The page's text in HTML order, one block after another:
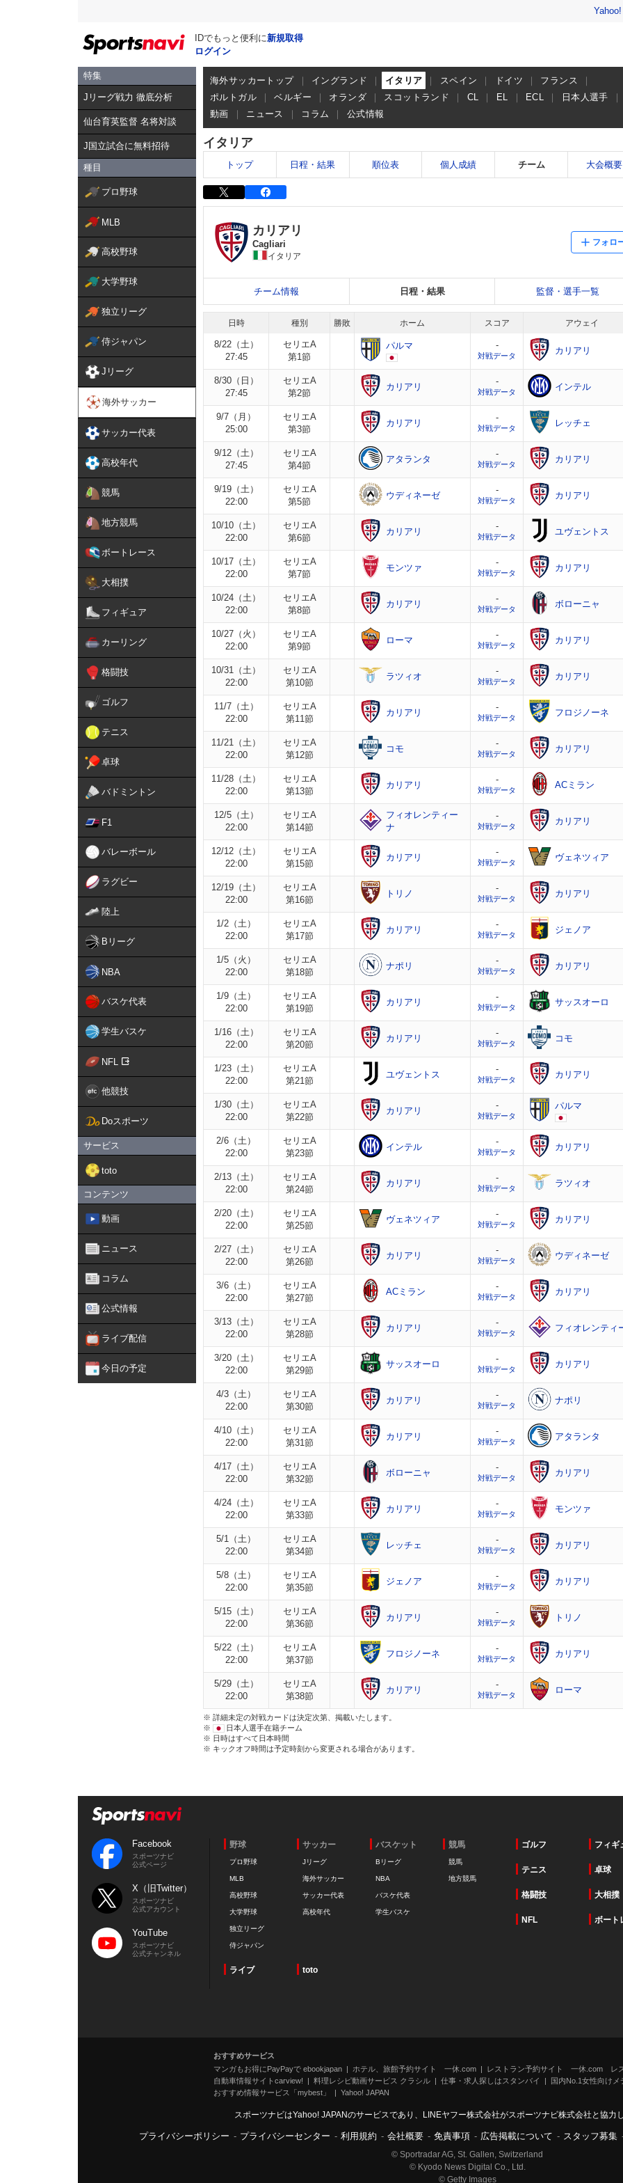
IDでもっと便利に新規取得
ログイン
特集
Jリーグ戦力 徹底分析
仙台育英監督 名将対談
J国立試合に無料招待
種目
プロ野球
MLB
高校野球
大学野球
独立リーグ
侍ジャパン
Jリーグ
海外サッカー
サッカー代表
高校年代
競馬
地方競馬
ボートレース
大相撲
フィギュア
カーリング
格闘技
ゴルフ
テニス
卓球
バドミントン
F1
バレーボール
ラグビー
陸上
Bリーグ
NBA
バスケ代表
学生バスケ
NFL
他競技
Doスポーツ
サービス
toto
コンテンツ
動画
ニュース
コラム
公式情報
ライブ配信
今日の予定
海外サッカートップ イングランド イタリア スペイン ドイツ
フランス
ポルトガル
ベルギー オランダ スコットランド CL EL ECL
日本人選手
動画
ニュース コラム 公式情報
イタリア
トップ 日程・結果 順位表 個人成績 チーム 大会概要
カリアリ
Cagliari
イタリア
フォロ
チーム情報 日程・結果 監督・選手一覧
日時 種別 勝敗 ホーム スコア アウェイ
8/22（土）
27:45
セリエA
第1節
パルマ -
対戦データ カリアリ
8/30（日）
27:45
セリエA
第2節
カリアリ
-
対戦データ インテル
9/7（月）
25:00
セリエA
第3節
カリアリ
-
対戦データ レッチェ
9/12（土）
27:45
セリエA
第4節
アタランタ
-
対戦データ カリアリ
9/19（土）
22:00
セリエA
第5節
ウディネーゼ
-
対戦データ カリアリ
10/10（土）
22:00
セリエA
第6節
カリアリ
-
対戦データ ユヴェントス
10/17（土）
22:00
セリエA
第7節
モンツァ
-
対戦データ カリアリ
10/24（土）
22:00
セリエA
第8節
カリアリ
-
対戦データ ボローニャ
10/27（火）
22:00
セリエA
第9節
ローマ
-
対戦データ カリアリ
10/31（土）
22:00
セリエA
第10節
ラツィオ
-
対戦データ カリアリ
11/7（土）
22:00
セリエA
第11節
カリアリ
-
対戦データ フロジノーネ
11/21（土）
22:00
セリエA
第12節
コモ
-
対戦データ カリアリ
11/28（土）
22:00
セリエA
第13節
カリアリ
-
対戦データ ACミラン
12/5（土）
22:00
セリエA
第14節
フィオレンティー
ナ
-
対戦データ カリアリ
12/12（土）
22:00
セリエA
第15節
カリアリ
-
対戦データ ヴェネツィア
12/19（土）
22:00
セリエA
第16節
トリノ
-
対戦データ カリアリ
1/2（土）
22:00
セリエA
第17節
カリアリ
-
対戦データ ジェノア
1/5（火）
22:00
セリエA
第18節
ナポリ
-
対戦データ カリアリ
1/9（土）
22:00
セリエA
第19節
カリアリ
-
対戦データ サッスオーロ
1/16（土）
22:00
セリエA
第20節
カリアリ
-
対戦データ コモ
1/23（土）
22:00
セリエA
第21節
ユヴェントス
-
対戦データ カリアリ
1/30（土）
22:00
セリエA
第22節
カリアリ
-
対戦データ
パルマ
2/6（土）
22:00
セリエA
第23節
インテル
-
対戦データ カリアリ
2/13（土）
22:00
セリエA
第24節
カリアリ
-
対戦データ ラツィオ
2/20（土）
22:00
セリエA
第25節
ヴェネツィア
-
対戦データ カリアリ
2/27（土）
22:00
セリエA
第26節
カリアリ
-
対戦データ ウディネーゼ
3/6（土）
22:00
セリエA
第27節
ACミラン
-
対戦データ カリアリ
3/13（土）
22:00
セリエA
第28節
カリアリ
-
対戦データ フィオレンティ
3/20（土）
22:00
セリエA
第29節
サッスオーロ
-
対戦データ カリアリ
4/3（土）
22:00
セリエA
第30節
カリアリ
-
対戦データ ナポリ
4/10（土）
22:00
セリエA
第31節
カリアリ
-
対戦データ アタランタ
4/17（土）
22:00
セリエA
第32節
ボローニャ
-
対戦データ カリアリ
4/24（土）
22:00
セリエA
第33節
カリアリ
-
対戦データ モンツァ
5/1（土）
22:00
セリエA
第34節
レッチェ
-
対戦データ カリアリ
5/8（土）
22:00
セリエA
第35節
ジェノア
-
対戦データ カリアリ
5/15（土）
22:00
セリエA
第36節
カリアリ
-
対戦データ トリノ
5/22（土）
22:00
セリエA
第37節
フロジノーネ
-
対戦データ カリアリ
5/29（土）
22:00
セリエA
第38節
カリアリ
-
対戦データ ローマ
※ 詳細未定の対戦カードは決定次第、掲載いたします。
※
日本人選手在籍チーム
※ 日時はすべて日本時間
※ キックオフ時間は予定時刻から変更される場合があります。
Facebook
スポーツナビ
公式ページ
X（旧Twitter）
スポーツナビ
公式アカウント
YouTube
スポーツナビ
公式チャンネル
野球
プロ野球
MLB
高校野球
大学野球
独立リーグ
侍ジャパン
サッカー
Jリーグ
海外サッカー
サッカー代表
高校年代
バスケット
Bリーグ
NBA
バスケ代表
学生バスケ
競馬
競馬
地方競馬
ゴルフ フィギ
テニス 卓球
格闘技 大相撲
NFL ボート
ライブ toto
おすすめサービス
マンガもお得にPayPayで ebookjapan
ホテル、旅館予約サイト 一休.com
レストラン予約サイト 一休.com レ
自動車情報サイトcarview!
料理レシピ動画サービス クラシル 仕事・求人探しはスタンバイ
国内No.1女性向けメ
おすすめ情報サービス「mybest」
Yahoo! JAPAN
スポーツナビはYahoo! JAPANのサービスであり、LINEヤフー株式会社がスポーツナビ株式会社と協力
プライバシーポリシー - プライバシーセンター - 利用規約 - 会社概要 - 免責事項 - 広告掲載について - スタッフ募集
© Sportradar AG, St. Gallen, Switzerland
© Kyodo News Digital Co., Ltd.
© Getty Images